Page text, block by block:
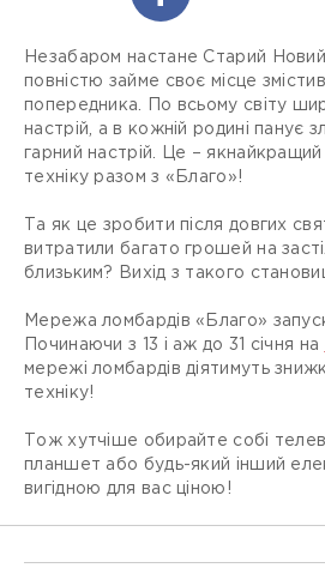
Незабаром настане Старий
повністю займе своє місце
попередника. По всьому світу
настрій, а в кожній родині панує
гарний настрій. Це –
техніку разом з «Благо»!
Та як це зробити після довгих
витратили багато грошей на
близьким? Вихід з такого
Мережа ломбардів «Благо»
Починаючи з 13 і аж до 31 січня на
мережі ломбардів діятимуть
техніку!
Тож хутчіше обирайте собі
планшет або будь-який інший
вигідною для вас ціною!